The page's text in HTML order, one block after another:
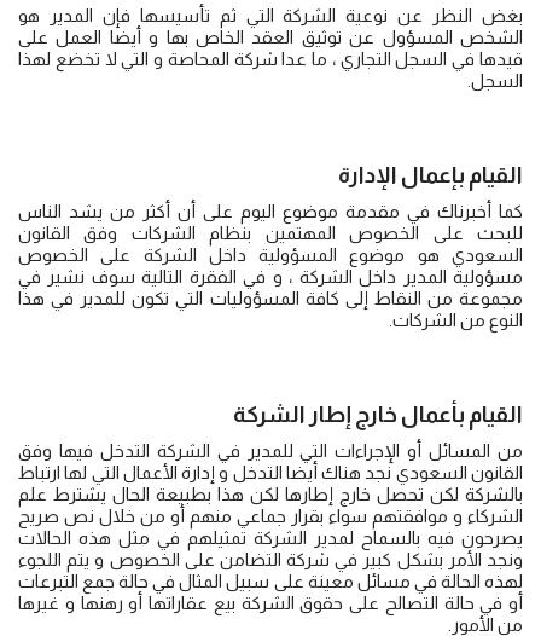
بغض النظر عن نوعية الشركة التي ثم تأسيسها فإن المدير هو
الشخص المسؤول عن توثيق العقد الخاص بها و أيضا العمل على
قيدها في السجل التجاري ، ما عدا شركة المحاصة و التي لا تخضع لهذا
السجل.
القيام بإعمال الإدارة
كما أخبرناك في مقدمة موضوع اليوم على أن أكثر من يشد الناس
للبحث على الخصوص المهتمين بنظام الشركات وفق القانون
السعودي هو موضوع المسؤولية داخل الشركة على الخصوص
مسؤولية المدير داخل الشركة ، و في الفقرة التالية سوف نشير في
مجموعة من النقاط إلى كافة المسؤوليات التي تكون للمدير في هذا
النوع من الشركات.
القيام بأعمال خارج إطار الشركة
من المسائل أو الإجراءات التي للمدير في الشركة التدخل فيها وفق
القانون السعودي نجد هناك أيضا التدخل و إدارة الأعمال التي لها ارتباط
بالشركة لكن تحصل خارج إطارها لكن هذا بطبيعة الحال يشترط علم
الشركاء و موافقتهم سواء بقرار جماعي منهم أو من خلال نص صريح
يصرحون فيه بالسماح لمدير الشركة تمثيلهم في مثل هذه الحالات
ونجد الأمر بشكل كبير في شركة التضامن على الخصوص و يتم اللجوء
لهذه الحالة في مسائل معينة على سبيل المثال في حالة جمع التبرعات
أو في حالة التصالح على حقوق الشركة بيع عقاراتها أو رهنها و غيرها
من الأمور.